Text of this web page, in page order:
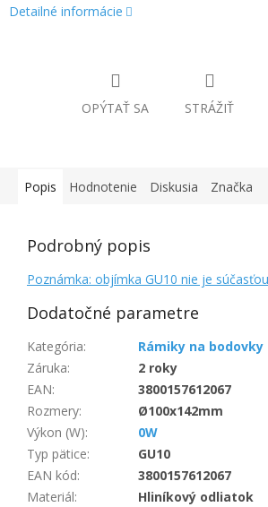
Detailné informácie
OPÝTAŤ SA STRÁŽIŤ
Popis Hodnotenie Diskusia Značka
Podrobný popis
Poznámka: objímka GU10 nie je
Dodatočné parametre
Kategória:
Rámiky na bodovky
Záruka:
2 roky
EAN:
3800157612067
Rozmery:
Ø100x142mm
Výkon (W):
0W
Typ pätice:
GU10
EAN kód:
3800157612067
Materiál:
Hliníkový odliatok